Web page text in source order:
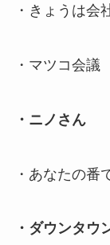
・きょうは会
・マツコ会議
・ニノさん
・あなたの番
・ダウンタウ